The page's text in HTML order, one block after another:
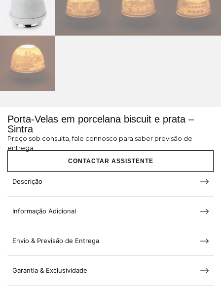
Porta-Velas em porcelana biscuit e prata –
Sintra
Preço sob consulta, fale connosco para saber previsão de
entrega.
CONTACTAR ASSISTENTE
Descrição
Informação Adicional
Envio & Previsão de Entrega
Garantia & Exclusividade